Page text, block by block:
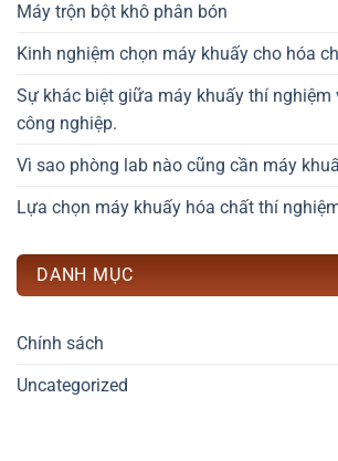
Máy trộn bột khô phân bón
Kinh nghiệm chọn máy khuấy cho hóa
Sự khác biệt giữa máy khuấy thí nghiệm
công nghiệp.
Vì sao phòng lab nào cũng cần máy
Lựa chọn máy khuấy hóa chất thí
DANH MỤC
Chính sách
Uncategorized